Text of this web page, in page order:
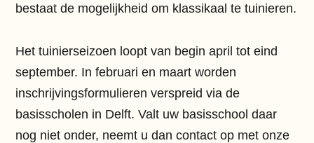
bestaat de mogelijkheid om klassikaal te tuinieren.
Het tuinierseizoen loopt van begin april tot eind
september. In februari en maart worden
inschrijvingsformulieren verspreid via de
basisscholen in Delft. Valt uw basisschool daar
nog niet onder, neemt u dan contact op met onze